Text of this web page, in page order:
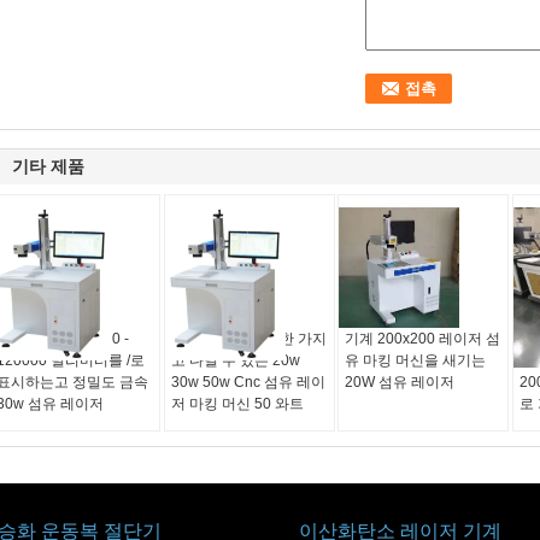
기타 제품
민 기계 마킹 속도 0 -
밀리미터를 /로
시하는고 정밀도 금속
섬유 레이저
금속을 새기기 위한 가지
고 다닐 수 있는 20w
30w 50w Cnc 섬유 레이
저 마킹 머신 50 와트
기계 200x200 레이저 섬
유 마킹 머신을 새기는
20W 섬유 레이저
금
저
로
승화 운동복 절단기 이산화탄소 레이저 기계